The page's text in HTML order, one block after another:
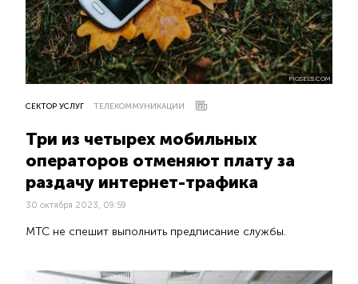
PIQSELS.COM
СЕКТОР УСЛУГ ТЕЛЕКОММУНИКАЦИИ
Три из четырех мобильных
операторов отменяют плату за
раздачу интернет-трафика
30 октября 2023, 09:59
МТС не спешит выполнить предписание службы.